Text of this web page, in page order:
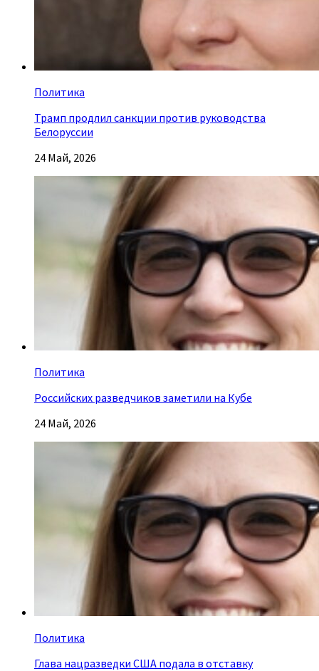
Политика
Трамп продлил санкции против руководства
Белоруссии
24 Май, 2026
Политика
Российских разведчиков заметили на Кубе
24 Май, 2026
Политика
Глава нацразведки США подала в отставку